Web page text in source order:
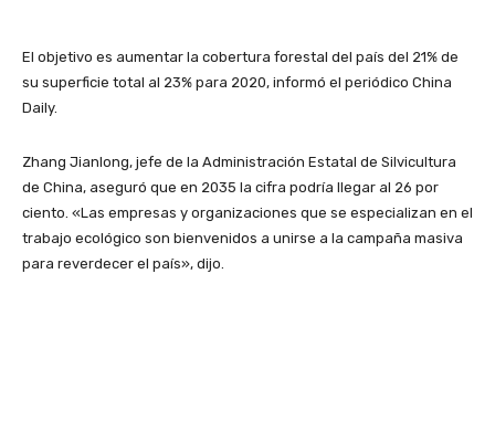
El objetivo es aumentar la cobertura forestal del país del 21% de
su superficie total al 23% para 2020, informó el periódico China
Daily.
Zhang Jianlong, jefe de la Administración Estatal de Silvicultura
de China, aseguró que en 2035 la cifra podría llegar al 26 por
ciento. «Las empresas y organizaciones que se especializan en el
trabajo ecológico son bienvenidos a unirse a la campaña masiva
para reverdecer el país», dijo.